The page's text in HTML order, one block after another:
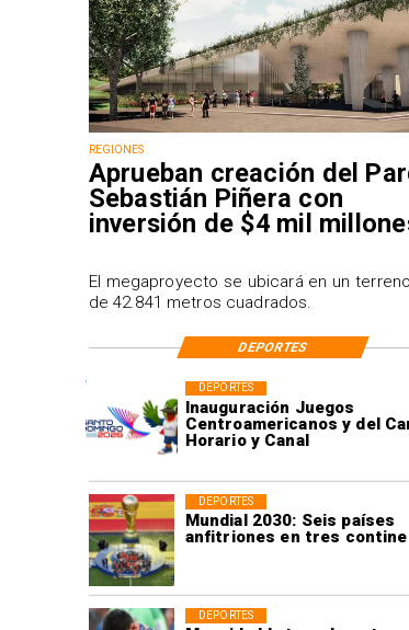
Inauguración Juegos
Centroamericanos y del
Horario y Canal
DEPORTES
Mundial 2030: Seis países
anfitriones en tres
DEPORTES
DEPORTES
REGIONES
Aprueban creación del
Sebastián Piñera con
inversión de $4 mil
El megaproyecto se ubicará en un
de 42.841 metros cuadrados.
DEPORTES